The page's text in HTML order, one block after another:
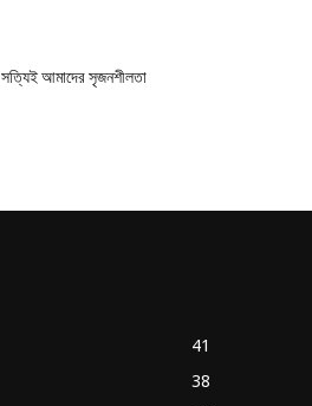
সত্যিই আমাদের সৃজনশীলতা
41
38